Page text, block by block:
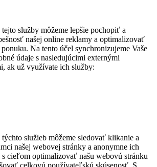
služby môžeme lepšie pochopiť a
našej online reklamy a optimalizovať
Na tento účel synchronizujeme Vaše
údaje s nasledujúcimi externými
ak už využívate ich služby:
služieb môžeme sledovať klikanie a
našej webovej stránky a anonymne ich
cieľom optimalizovať našu webovú stránku
celkovú používateľskú skúsenosť. S